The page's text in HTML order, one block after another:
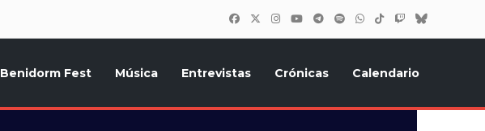
Benidorm Fest Música Entrevistas Crónicas Calendario